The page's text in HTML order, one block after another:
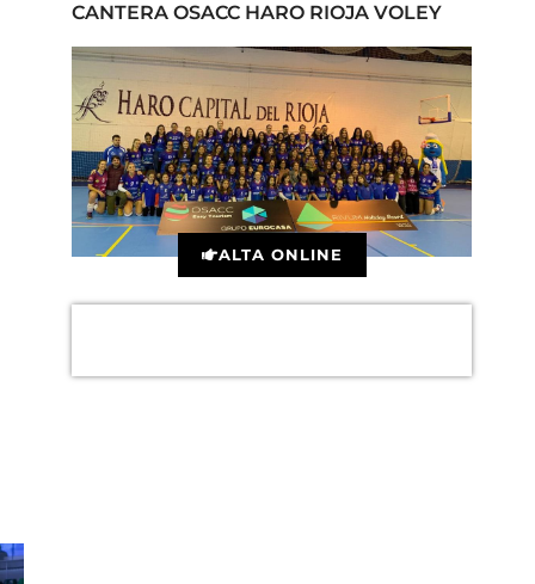
CANTERA OSACC HARO RIOJA VOLEY
ALTA ONLINE